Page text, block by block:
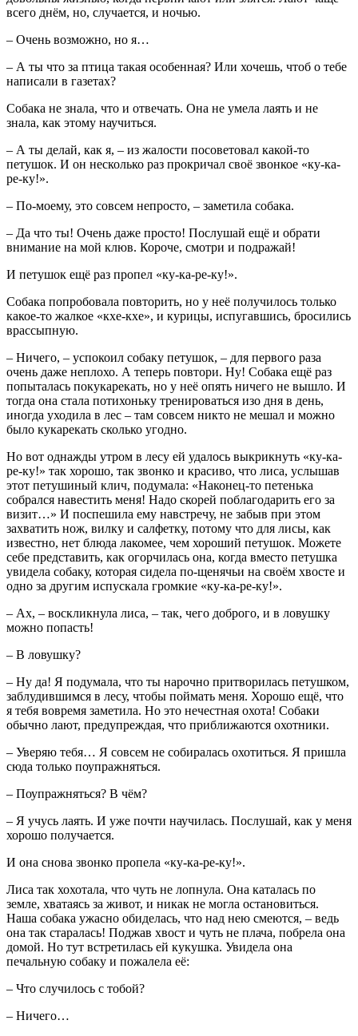
всего днём, но, случается, и ночью.
– Очень возможно, но я…
– А ты что за птица такая особенная? Или хочешь, чтоб о тебе
написали в газетах?
Собака не знала, что и отвечать. Она не умела лаять и не
знала, как этому научиться.
– А ты делай, как я, – из жалости посоветовал какой-то
петушок. И он несколько раз прокричал своё звонкое «ку-ка-
ре-ку!».
– По-моему, это совсем непросто, – заметила собака.
– Да что ты! Очень даже просто! Послушай ещё и обрати
внимание на мой клюв. Короче, смотри и подражай!
И петушок ещё раз пропел «ку-ка-ре-ку!».
Собака попробовала повторить, но у неё получилось только
какое-то жалкое «кхе-кхе», и курицы, испугавшись, бросились
врассыпную.
– Ничего, – успокоил собаку петушок, – для первого раза
очень даже неплохо. А теперь повтори. Ну! Собака ещё раз
попыталась покукарекать, но у неё опять ничего не вышло. И
тогда она стала потихоньку тренироваться изо дня в день,
иногда уходила в лес – там совсем никто не мешал и можно
было кукарекать сколько угодно.
Но вот однажды утром в лесу ей удалось выкрикнуть «ку-ка-
ре-ку!» так хорошо, так звонко и красиво, что лиса, услышав
этот петушиный клич, подумала: «Наконец-то петенька
собрался навестить меня! Надо скорей поблагодарить его за
визит…» И поспешила ему навстречу, не забыв при этом
захватить нож, вилку и салфетку, потому что для лисы, как
известно, нет блюда лакомее, чем хороший петушок. Можете
себе представить, как огорчилась она, когда вместо петушка
увидела собаку, которая сидела по-щенячьи на своём хвосте и
одно за другим испускала громкие «ку-ка-ре-ку!».
– Ах, – воскликнула лиса, – так, чего доброго, и в ловушку
можно попасть!
– В ловушку?
– Ну да! Я подумала, что ты нарочно притворилась петушком,
заблудившимся в лесу, чтобы поймать меня. Хорошо ещё, что
я тебя вовремя заметила. Но это нечестная охота! Собаки
обычно лают, предупреждая, что приближаются охотники.
– Уверяю тебя… Я совсем не собиралась охотиться. Я пришла
сюда только поупражняться.
– Поупражняться? В чём?
– Я учусь лаять. И уже почти научилась. Послушай, как у меня
хорошо получается.
И она снова звонко пропела «ку-ка-ре-ку!».
Лиса так хохотала, что чуть не лопнула. Она каталась по
земле, хватаясь за живот, и никак не могла остановиться.
Наша собака ужасно обиделась, что над нею смеются, – ведь
она так старалась! Поджав хвост и чуть не плача, побрела она
домой. Но тут встретилась ей кукушка. Увидела она
печальную собаку и пожалела её:
– Что случилось с тобой?
– Ничего…